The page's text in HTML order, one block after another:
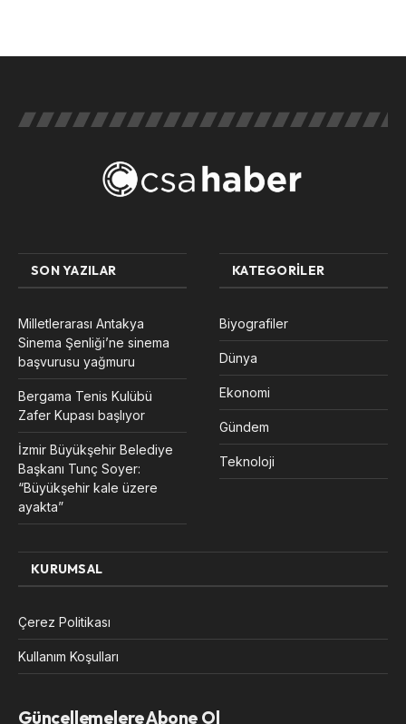
SON YAZILAR
Milletlerarası Antakya
Sinema Şenliği’ne sinema
başvurusu yağmuru
Bergama Tenis Kulübü
Zafer Kupası başlıyor
İzmir Büyükşehir Belediye
Başkanı Tunç Soyer:
“Büyükşehir kale üzere
ayakta”
KATEGORILER
Biyografiler
Dünya
Ekonomi
Gündem
Teknoloji
KURUMSAL
Çerez Politikası
Kullanım Koşulları
Güncellemelere Abone Ol